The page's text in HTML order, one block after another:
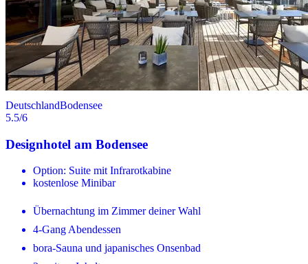
DeutschlandBodensee
5.5/6
Designhotel am Bodensee
Option: Suite mit Infrarotkabine
kostenlose Minibar
Übernachtung im Zimmer deiner Wahl
4-Gang Abendessen
bora-Sauna und japanisches Onsenbad